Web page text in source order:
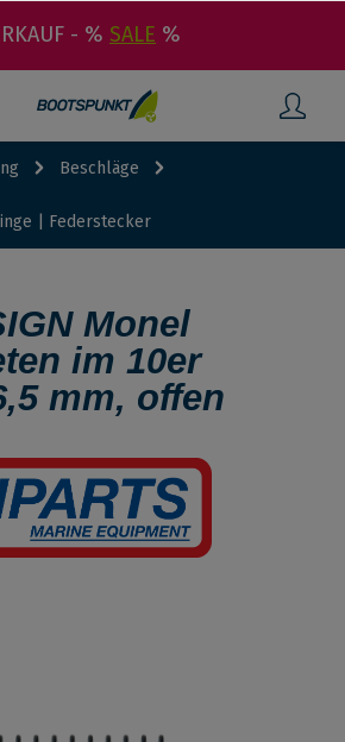
- % SALE %
Beschläge
| Federstecker
Monel
im 10er
mm, offen